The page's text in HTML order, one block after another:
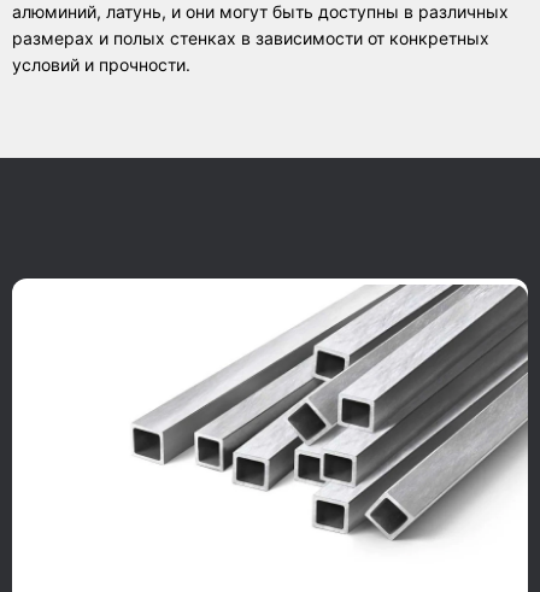
алюминий, латунь, и они могут быть доступны в различных
размерах и полых стенках в зависимости от конкретных
условий и прочности.